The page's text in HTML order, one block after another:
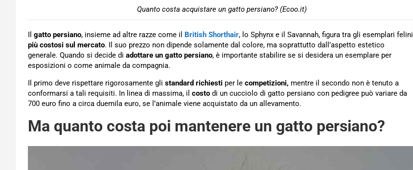
Quanto costa acquistare un gatto persiano? (Ecoo.it)
Il gatto persiano, insieme ad altre razze come il British Shorthair, lo Sphynx e il Savannah, figura tra gli esemplari felini
più costosi sul mercato. Il suo prezzo non dipende solamente dal colore, ma soprattutto dall’aspetto estetico
generale. Quando si decide di adottare un gatto persiano, è importante stabilire se si desidera un esemplare per
esposizioni o come animale da compagnia.
Il primo deve rispettare rigorosamente gli standard richiesti per le competizioni, mentre il secondo non è tenuto a
conformarsi a tali requisiti. In linea di massima, il costo di un cucciolo di gatto persiano con pedigree può variare da
700 euro fino a circa duemila euro, se l’animale viene acquistato da un allevamento.
Ma quanto costa poi mantenere un gatto persiano?